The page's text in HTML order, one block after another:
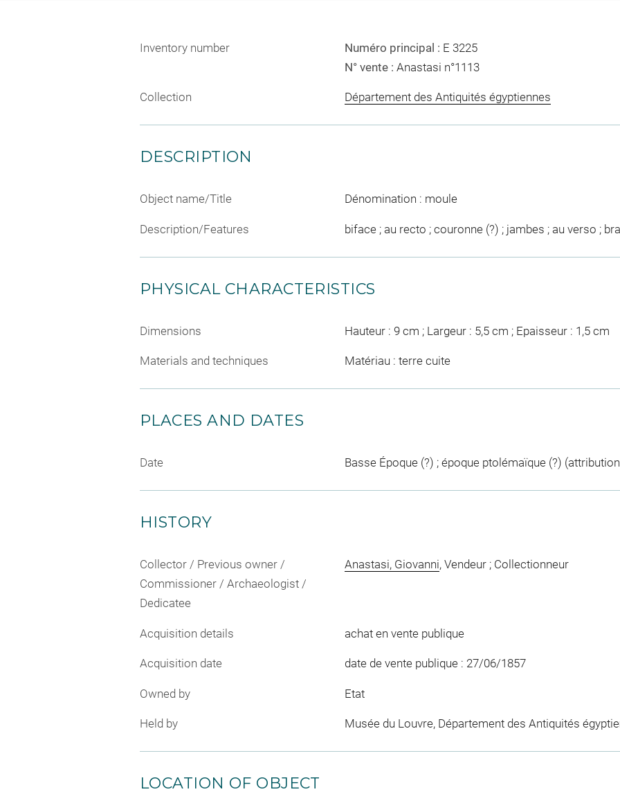
Inventory number Numéro principal : E 3225
N° vente : Anastasi n°1113
Collection Département des Antiquités égyptiennes
DESCRIPTION
Object name/Title Dénomination : moule
Description/Features biface ; au recto ; couronne (?) ; jambes ; au verso ;
PHYSICAL CHARACTERISTICS
Dimensions Hauteur : 9 cm ; Largeur : 5,5 cm ; Epaisseur : 1,5 cm
Materials and techniques Matériau : terre cuite
PLACES AND DATES
Date Basse Époque (?) ; époque ptolémaïque (?)
HISTORY
Collector / Previous owner /
Commissioner / Archaeologist /
Dedicatee
Anastasi, Giovanni, Vendeur ; Collectionneur
Acquisition details achat en vente publique
Acquisition date date de vente publique : 27/06/1857
Owned by Etat
Held by Musée du Louvre, Département des Antiquités
LOCATION OF OBJECT